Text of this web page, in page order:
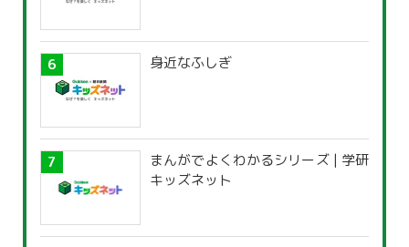
身近なふしぎ
まんがでよくわかるシリーズ | 学研
キッズネット